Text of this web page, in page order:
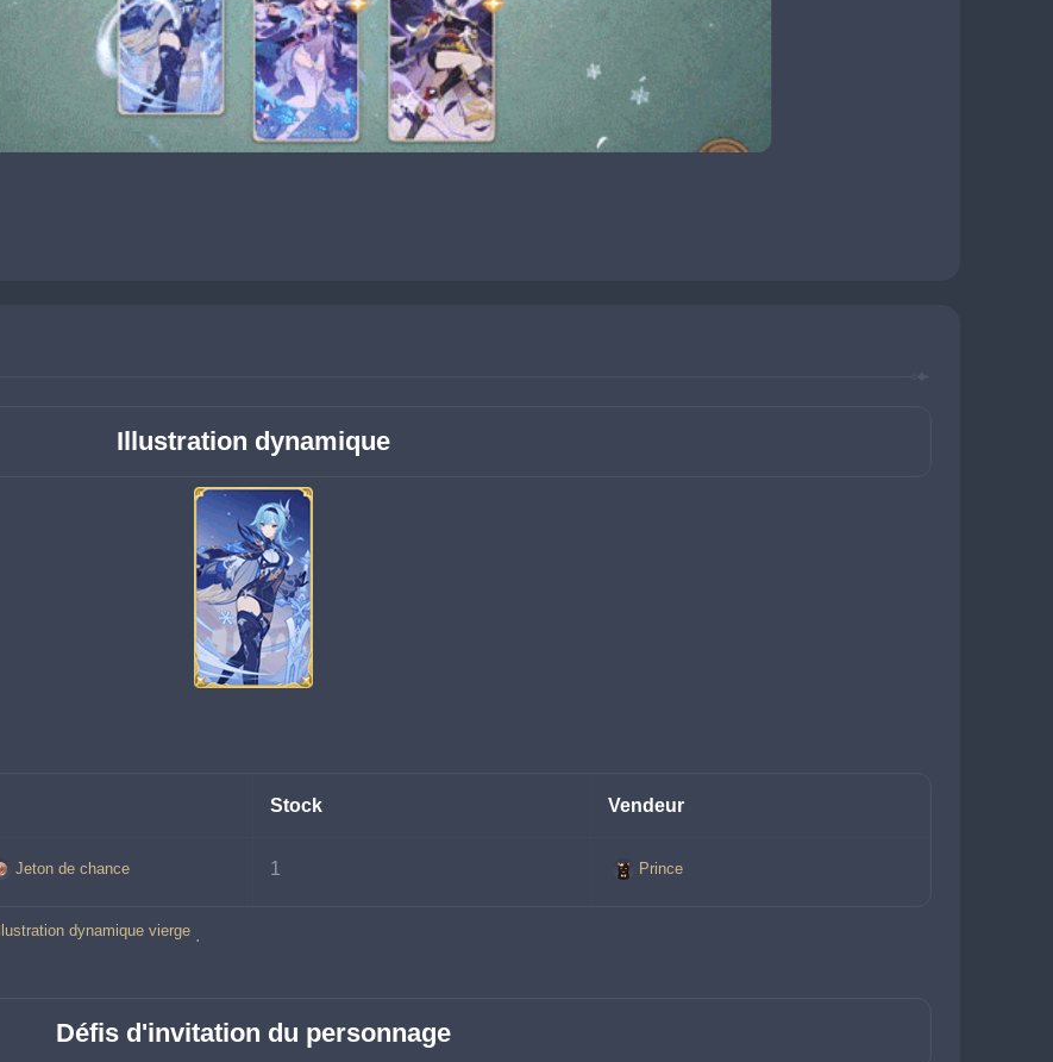
Illustration dynamique
Stock Vendeur
Jeton de chance 1 Prince
Illustration dynamique vierge .
Défis d'invitation du personnage